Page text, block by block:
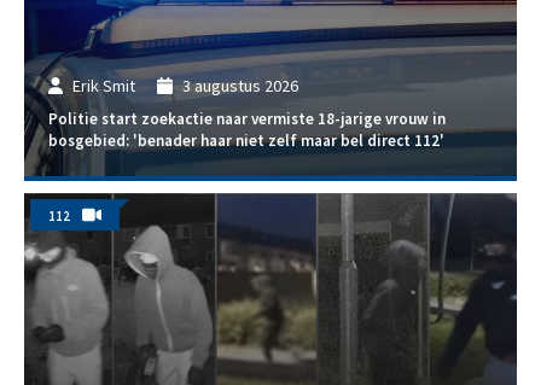
Erik Smit 3 augustus 2026
Politie start zoekactie naar vermiste 18-jarige vrouw in
bosgebied: 'benader haar niet zelf maar bel direct 112'
112